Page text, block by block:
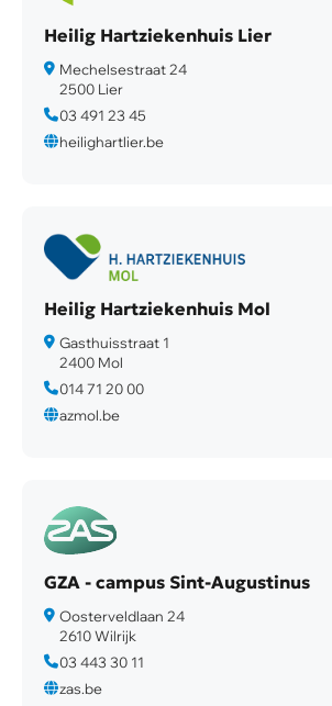
Heilig Hartziekenhuis Lier
Mechelsestraat 24
2500 Lier
03 491 23 45
heilighartlier.be
Heilig Hartziekenhuis Mol
Gasthuisstraat 1
2400 Mol
014 71 20 00
azmol.be
GZA - campus Sint-Augustinus
Oosterveldlaan 24
2610 Wilrijk
03 443 30 11
zas.be